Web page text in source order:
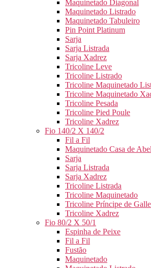
Maquinetado Diagonal
Maquinetado Listrado
Maquinetado Tabuleiro
Pin Point Platinum
Sarja
Sarja Listrada
Sarja Xadrez
Tricoline Leve
Tricoline Listrado
Tricoline Maquinetado
Tricoline Maquinetado
Tricoline Pesada
Tricoline Pied Poule
Tricoline Xadrez
Fio 140/2 X 140/2
Fil a Fil
Maquinetado Casa de
Sarja
Sarja Listrada
Sarja Xadrez
Tricoline Listrada
Tricoline Maquinetado
Tricoline Príncipe de
Tricoline Xadrez
Fio 80/2 X 50/1
Espinha de Peixe
Fil a Fil
Fustão
Maquinetado